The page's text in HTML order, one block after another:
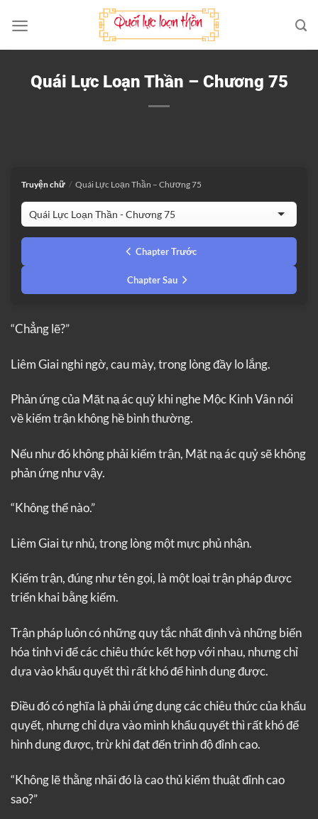
qua
nội
Quái Lực Loạn Thần – Chương 75
Truyện chữ / Quái Lực Loạn Thần – Chương 75
Chapter Trước
Chapter Sau
“Chẳng lẽ?”
Liêm Giai nghi ngờ, cau mày, trong lòng đầy lo lắng.
Phản ứng của Mặt nạ ác quỷ khi nghe Mộc Kinh Vân nói
về kiếm trận không hề bình thường.
Nếu như đó không phải kiếm trận, Mặt nạ ác quỷ sẽ không
phản ứng như vậy.
“Không thể nào.”
Liêm Giai tự nhủ, trong lòng một mực phủ nhận.
Kiếm trận, đúng như tên gọi, là một loại trận pháp được
triển khai bằng kiếm.
Trận pháp luôn có những quy tắc nhất định và những biến
hóa tinh vi để các chiêu thức kết hợp với nhau, nhưng chỉ
dựa vào khẩu quyết thì rất khó để hình dung được.
Điều đó có nghĩa là phải ứng dụng các chiêu thức của khẩu
quyết, nhưng chỉ dựa vào mình khẩu quyết thì rất khó để
hình dung được, trừ khi đạt đến trình độ đỉnh cao.
“Không lẽ thằng nhãi đó là cao thủ kiếm thuật đỉnh cao
sao?”